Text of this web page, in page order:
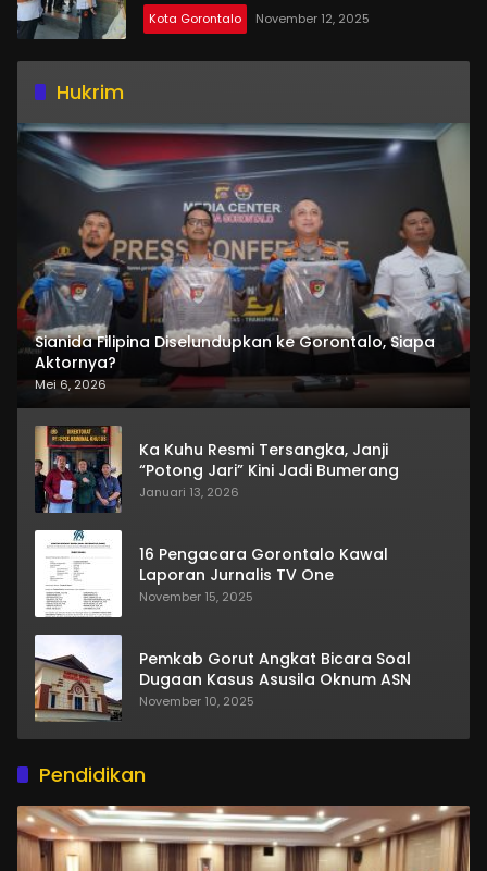
Kota Gorontalo November 12, 2025
Hukrim
Sianida Filipina Diselundupkan ke Gorontalo, Siapa
Aktornya?
Mei 6, 2026
Ka Kuhu Resmi Tersangka, Janji
“Potong Jari” Kini Jadi Bumerang
Januari 13, 2026
16 Pengacara Gorontalo Kawal
Laporan Jurnalis TV One
November 15, 2025
Pemkab Gorut Angkat Bicara Soal
Dugaan Kasus Asusila Oknum ASN
November 10, 2025
Pendidikan